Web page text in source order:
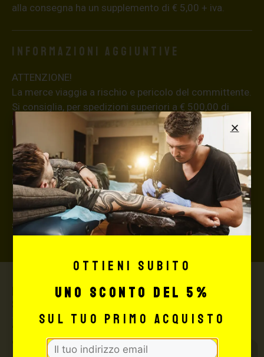
alla consegna ha un supplemento di € 5,00 + iva.
Informazioni aggiuntive
ATTENZIONE!
La merce viaggia a rischio e pericolo del committente.
Si consiglia, per spedizioni superiori a € 500,00 di
richiedere l’invio della merce con assicurazione (in
questo caso, se la merce dovesse essere smarrita o
danneggiata dal corriere, quest’ultimo risarcirà l’intero
valore della merce, in caso contrario nessuno
rimborserà il destinatario) con un costo aggiuntivo del
3,5% sul valore totale del carrello, da richiedere prima
di concludere il pagamento al seguente indirizzo:
shop@maxsignorello.it
Max Signorello Tattoo
Supply
TUTTO PER IL TUO
TATTOO STUDIO
Ottieni subito
uno sconto del 5%
sul tuo primo acquisto